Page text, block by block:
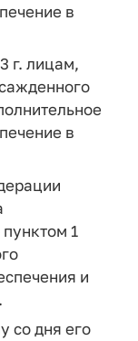
в
г. лицам,
в
1
и
со дня его